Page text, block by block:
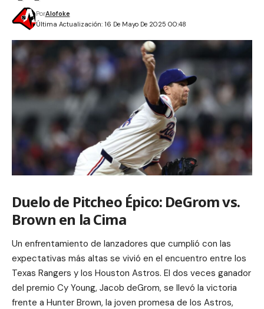
Última Actualización: 16 De Mayo De 2025 00:48
PorAlofoke
Duelo de Pitcheo Épico: DeGrom vs.
Brown en la Cima
Un enfrentamiento de lanzadores que cumplió con las
expectativas más altas se vivió en el encuentro entre los
Texas Rangers y los Houston Astros. El dos veces ganador
del premio Cy Young, Jacob deGrom, se llevó la victoria
frente a Hunter Brown, la joven promesa de los Astros,